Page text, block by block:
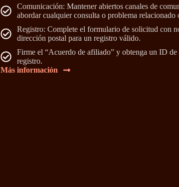
Comunicación: Mantener abiertos canales de
abordar cualquier consulta o problema
Registro: Complete el formulario de solicitud con
dirección postal para un registro válido.
Firme el “Acuerdo de afiliado” y obtenga un ID
registro.
Más información